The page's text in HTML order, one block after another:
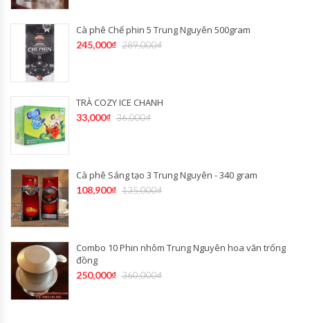
Cà phê Chế phin 5 Trung Nguyên 500gram
289,000₫
245,000₫
TRÀ COZY ICE CHANH
36,000₫
33,000₫
Cà phê Sáng tạo 3 Trung Nguyên - 340 gram
135,000₫
108,900₫
Combo 10 Phin nhôm Trung Nguyên hoa văn trống
đồng
360,000₫
250,000₫